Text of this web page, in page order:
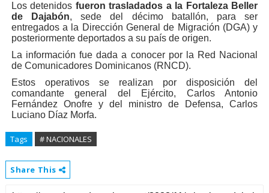
Los detenidos fueron trasladados a la Fortaleza Beller
de Dajabón, sede del décimo batallón, para ser
entregados a la Dirección General de Migración (DGA) y
posteriormente deportados a su país de origen.
La información fue dada a conocer por la Red Nacional
de Comunicadores Dominicanos (RNCD).
Estos operativos se realizan por disposición del
comandante general del Ejército, Carlos Antonio
Fernández Onofre y del ministro de Defensa, Carlos
Luciano Díaz Morfa.
Tags # NACIONALES
Share This